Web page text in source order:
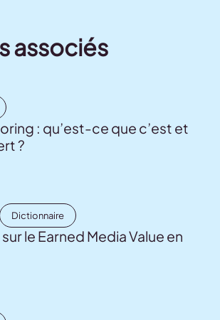
associés
: qu’est-ce que c’est et
?
Dictionnaire
le Earned Media Value en